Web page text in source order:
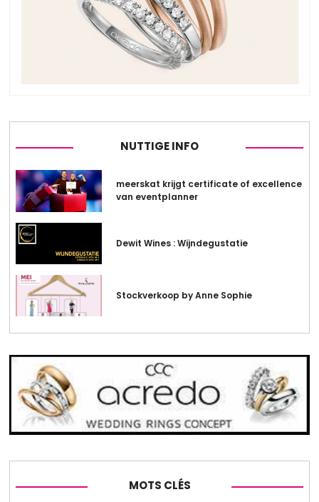
NUTTIGE INFO
meerskat krijgt certificate of excellence
van eventplanner
Dewit Wines : Wijndegustatie
Stockverkoop by Anne Sophie
MOTS CLÉS